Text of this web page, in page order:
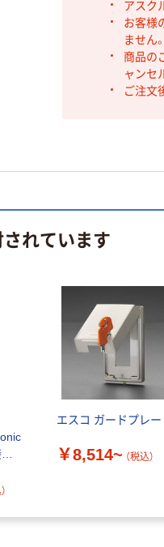
アスク
お客様
ません。
商品の
ャンセ
ご注文
れています
エスコ ガードプレー
￥8,514~ （税込）